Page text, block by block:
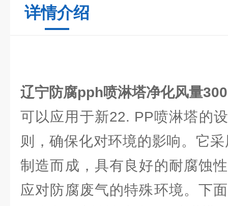
详情介绍
辽宁防腐pph喷淋塔净化风量
可以应用于新22. PP喷淋塔的
则，确保化对环境的影响。它
制造而成，具有良好的耐腐蚀
应对防腐废气的特殊环境。下